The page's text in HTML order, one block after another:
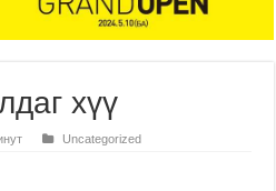
хүү
Uncategorized